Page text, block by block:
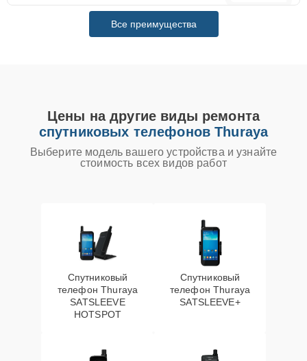
Все преимущества
Цены на другие виды ремонта
спутниковых телефонов Thuraya
Выберите модель вашего устройства и узнайте
стоимость всех видов работ
Спутниковый
телефон Thuraya
SATSLEEVE
HOTSPOT
Спутниковый
телефон Thuraya
SATSLEEVE+